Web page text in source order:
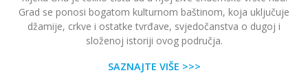
Grad se ponosi bogatom kulturnom baštinom, koja uključuje
džamije, crkve i ostatke tvrđave, svjedočanstva o dugoj i
složenoj istoriji ovog područja.
SAZNAJTE VIŠE >>>